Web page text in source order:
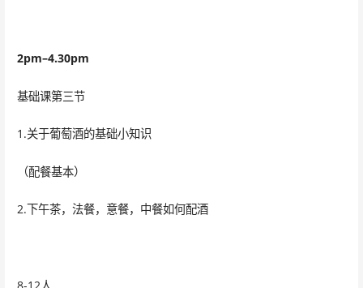
2pm–4.30pm
基础课第三节
1.关于葡萄酒的基础小知识
（配餐基本）
2.下午茶，法餐，意餐，中餐如何配酒
8-12人